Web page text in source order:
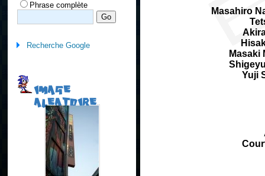
Masahiro
Masaki
Yuji
Phrase complète
Recherche Google
IMAGE
ALEATOIRE